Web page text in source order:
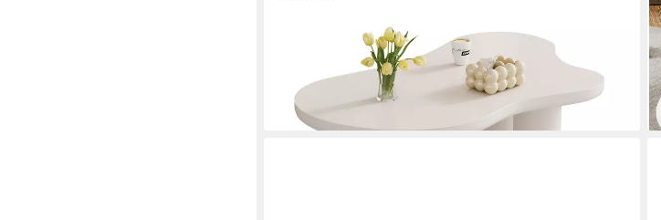
lieferbar - in 5-6 Werktagen bei dir